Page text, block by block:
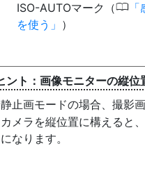
ISO-AUTOマーク（0
を使う
）
画像モニターの縦位
静止画モードの場合、撮影
カメラを縦位置に構えると
になります。